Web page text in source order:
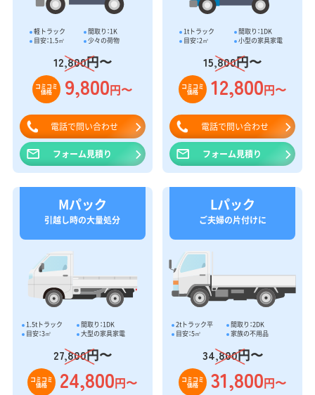
軽トラック
間取り：1K
目安：1.5㎥
少々の荷物
12,800円〜
コミコミ
価格 9,800円〜
電話で問い合わせ
フォーム見積り
1tトラック
間取り：1DK
目安：2㎥
小型の家具家電
15,800円〜
コミコミ
価格 12,800円〜
電話で問い合わせ
フォーム見積り
Mパック
引越し時の大量処分
1.5tトラック
間取り：1DK
目安：3㎥
大型の家具家電
27,800円〜
コミコミ
価格 24,800円〜
Lパック
ご夫婦の片付けに
2tトラック平
間取り：2DK
目安：5㎥
家族の不用品
34,800円〜
コミコミ
価格 31,800円〜